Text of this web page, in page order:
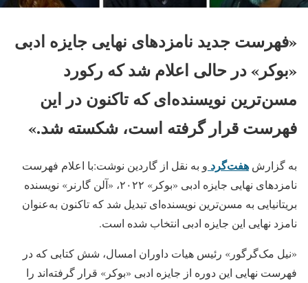
«فهرست جدید نامزدهای نهایی جایزه ادبی
«بوکر» در حالی اعلام شد که رکورد
مسن‌ترین نویسنده‌ای که تاکنون در این
فهرست قرار گرفته است، شکسته شد.»
به گزارش هفت‌گرد و به نقل از گاردین نوشت:با اعلام فهرست
نامزدهای نهایی جایزه ادبی «بوکر» ۲۰۲۲، «آلن گارنر» نویسنده
بریتانیایی به مسن‌ترین نویسنده‌ای تبدیل شد که تاکنون به‌عنوان
نامزد نهایی این جایزه ادبی انتخاب شده است.
«نیل مک‌گرگور» رئیس هیات داوران امسال، شش کتابی که در
فهرست نهایی این دوره از جایزه ادبی «بوکر» قرار گرفته‌اند را